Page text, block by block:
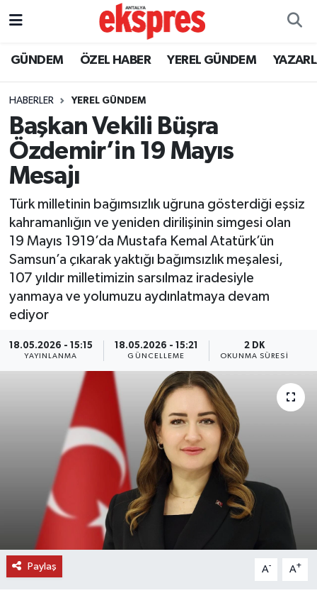
GÜNDEM ÖZEL HABER YEREL GÜNDEM
HABERLER YEREL GÜNDEM
Başkan Vekili Büşra
Özdemir’in 19 Mayıs
Mesajı
Türk milletinin bağımsızlık uğruna gösterdiği eşsiz
kahramanlığın ve yeniden dirilişinin simgesi olan
19 Mayıs 1919’da Mustafa Kemal Atatürk’ün
Samsun’a çıkarak yaktığı bağımsızlık meşalesi,
107 yıldır milletimizin sarsılmaz iradesiyle
yanmaya ve yolumuzu aydınlatmaya devam
ediyor
18.05.2026 - 15:15
YAYINLANMA
18.05.2026 - 15:21
GÜNCELLEME
2 DK
OKUNMA SÜRESI
Paylaş A- A+
ÖZEL HABER
YEREL GÜNDEM
EKONOMİ
KÜLTÜR - SANAT
SPOR
SİYASET
SAĞLIK
DÜNYA
EĞİTİM
TURİZM
RÖPORTAJ
VİDEO HABERLER
YAZARLAR
RESMİ İLAN
Nöbetçi Eczaneler
Trafik Durumu
Süper Lig Puan Durumu ve Fikstür
Tüm Manşetler
Son Dakika Haberleri
Haber Arşivi